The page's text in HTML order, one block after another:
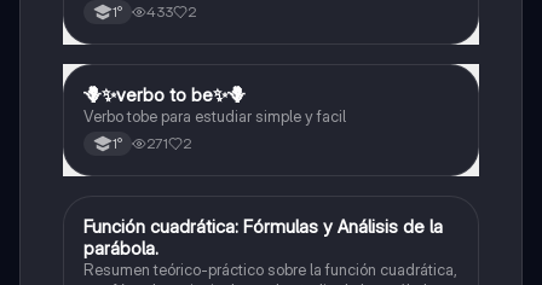
1° 433 2
Inglés
🪻✨️verbo to be✨️🪻
Verbo tobe para estudiar simple y facil
1° 271 2
Matemáticas
Función cuadrática: Fórmulas y Análisis de la
parábola.
Resumen teórico-práctico sobre la función cuadrática,